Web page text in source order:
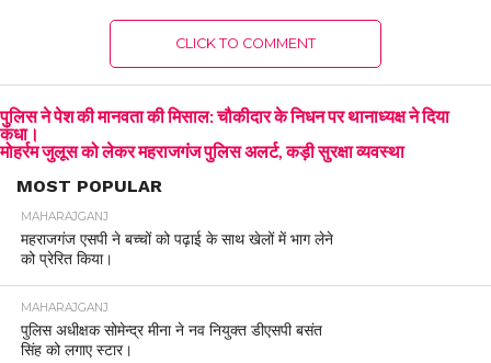
CLICK TO COMMENT
पुलिस ने पेश की मानवता की मिसाल: चौकीदार के निधन पर थानाध्यक्ष ने दिया
कंधा।
मोहर्रम जुलूस को लेकर महराजगंज पुलिस अलर्ट, कड़ी सुरक्षा व्यवस्था
MOST POPULAR
MAHARAJGANJ
महराजगंज एसपी ने बच्चों को पढ़ाई के साथ खेलों में भाग लेने
को प्रेरित किया।
MAHARAJGANJ
पुलिस अधीक्षक सोमेन्द्र मीना ने नव नियुक्त डीएसपी बसंत
सिंह को लगाए स्टार।